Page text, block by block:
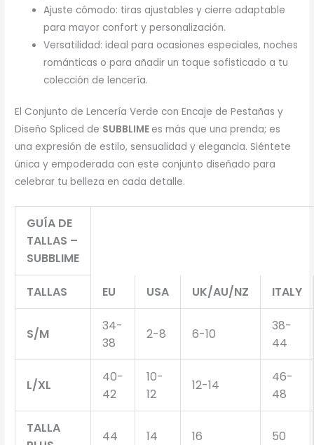
Ajuste cómodo: tiras ajustables y cierre adaptable
para mayor confort y personalización.
Versatilidad: ideal para ocasiones especiales, noches
románticas o para añadir un toque sofisticado a tu
colección de lencería.
El Conjunto de Lencería Verde con Encaje de Pestañas y
Diseño Spliced de SUBBLIME es más que una prenda; es
una expresión de estilo, sensualidad y elegancia. Siéntete
única y empoderada con este conjunto diseñado para
celebrar tu belleza en cada detalle.
GUÍA DE
TALLAS –
SUBBLIME
TALLAS EU USA UK/AU/NZ ITALY
S/M
34-
38
2-8 6-10
38-
44
L/XL
40-
42
10-
12
12-14
46-
48
TALLA
44 14 16 50